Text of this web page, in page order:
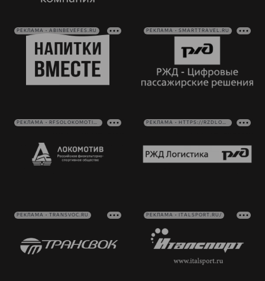
РЕКЛАМА • ABINBEVEFES.RU РЕКЛАМА • SMARTTRAVEL.RU
РЕКЛАМА • RFSOLOKOMOTIV.RU РЕКЛАМА • HTTPS://RZDLOG.RU/
РЕКЛАМА • TRANSVOC.RU РЕКЛАМА • ITALSPORT.RU/